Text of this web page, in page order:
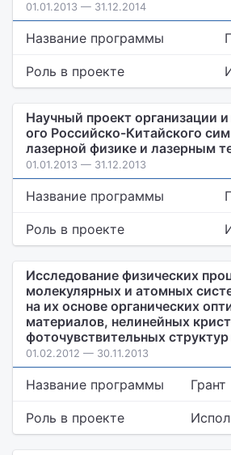
01.01.2013 — 31.12.2014
Название программы
Роль в проекте
Научный проект организации
ого Российско-Китайского
лазерной физике и лазерным
01.01.2013 — 31.12.2013
Название программы
Роль в проекте
Исследование физических
молекулярных и атомных
на их основе органических
материалов, нелинейных
фоточувствительных
01.02.2012 — 30.11.2013
Название программы
Роль в проекте